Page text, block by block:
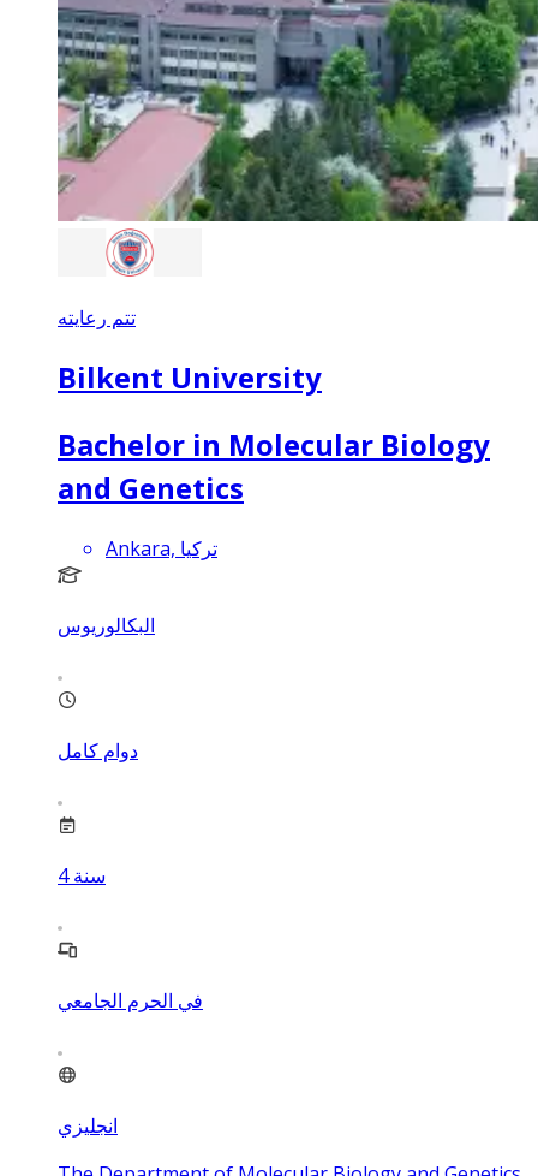
تتم رعايته
Bilkent University
Bachelor in Molecular Biology
and Genetics
Ankara, تركيا
البكالوريوس
دوام كامل
4 سنة
في الحرم الجامعي
انجليزي